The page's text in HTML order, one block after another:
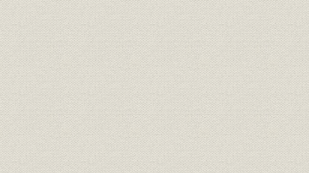
経営;貸付金 金庫貸出金の科目別残高
昭和21年
(1947年)3
経営;貸付金 金庫貸出金の地域別残高
昭和21年
年(1947年
金利;貸付金 金庫貸出金利の引上げ
昭和21年
昭和22年